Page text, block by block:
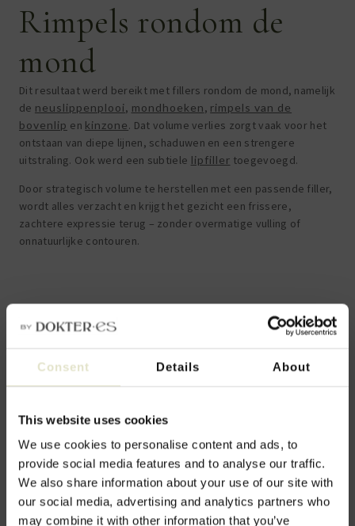
Consent Details About
This website uses cookies
We use cookies to personalise content and ads, to
provide social media features and to analyse our traffic.
We also share information about your use of our site with
our social media, advertising and analytics partners who
may combine it with other information that you’ve
Rimpels rondom de
mond
Dit resultaat werd bereikt met fillers rondom de mond, namelijk
de neuslippenplooi, mondhoeken, rimpels van de
bovenlip en kinzone. Dat volume verlies zorgt vaak voor het
ontstaan van diepe lijnen, schaduwen en een strengere
uitstraling. Ook werd een subtiele lipfiller toegevoegd.
Door strategisch volume te herstellen met een passende filler,
wordt alles verzacht en krijgt het gezicht een frissere,
zachtere expressie terug – zonder overmatige vulling of
onnatuurlijke contouren.